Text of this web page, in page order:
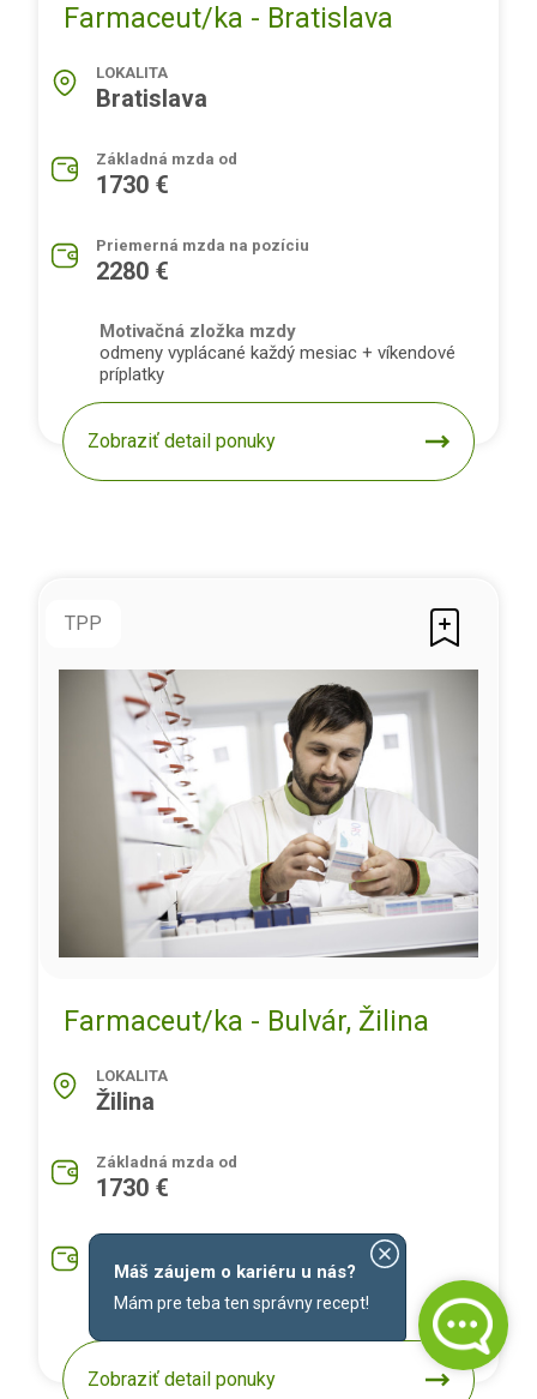
Farmaceut/ka - Bratislava
LOKALITA
Bratislava
Základná mzda od
1730 €
Priemerná mzda na pozíciu
2280 €
Motivačná zložka mzdy
odmeny vyplácané každý mesiac + víkendové
príplatky
Zobraziť detail ponuky
TPP
Farmaceut/ka - Bulvár, Žilina
LOKALITA
Žilina
Základná mzda od
1730 €
1930 €
Zobraziť detail ponuky
Máš záujem o kariéru u nás?
Mám pre teba ten správny recept!